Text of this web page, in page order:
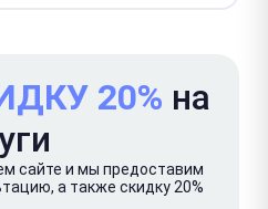
20% на
сайте и мы предоставим
а также скидку 20%